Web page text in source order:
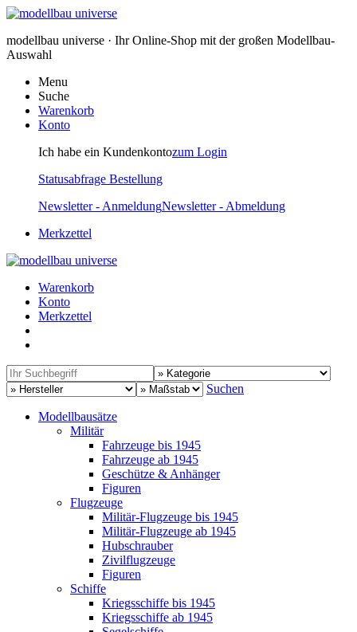
modellbau universe · Ihr Online-Shop mit der großen Modellbau-
Auswahl
Menu
Suche
Warenkorb
Konto
Ich habe ein Kundenkontozum Login
Statusabfrage Bestellung
Newsletter - AnmeldungNewsletter - Abmeldung
Merkzettel
Warenkorb
Konto
Merkzettel
Suchen
Modellbausätze
Militär
Fahrzeuge bis 1945
Fahrzeuge ab 1945
Geschütze & Anhänger
Figuren
Flugzeuge
Militär-Flugzeuge bis 1945
Militär-Flugzeuge ab 1945
Hubschrauber
Zivilflugzeuge
Figuren
Schiffe
Kriegsschiffe bis 1945
Kriegsschiffe ab 1945